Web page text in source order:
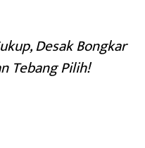
Desak Bongkar
Tebang Pilih!